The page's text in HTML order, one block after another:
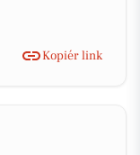
Kopiér link